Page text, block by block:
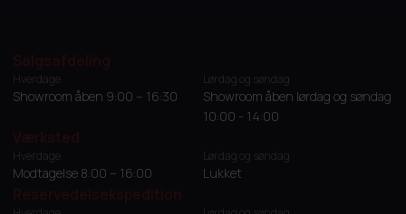
Salgsafdeling
Hverdage
Showroom åben 9:00 – 16:30
Lørdag og søndag
Showroom åben lørdag og søndag
10:00 - 14:00
Værksted
Hverdage
Modtagelse 8:00 – 16:00
Lørdag og søndag
Lukket
Reservedelsekspedition